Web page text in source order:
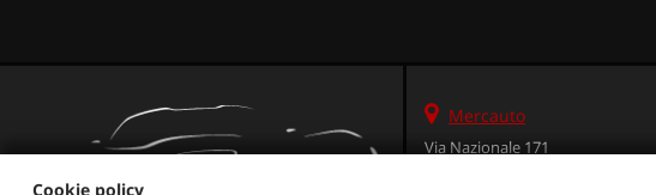
Mercauto
Via Nazionale 171
Cookie policy